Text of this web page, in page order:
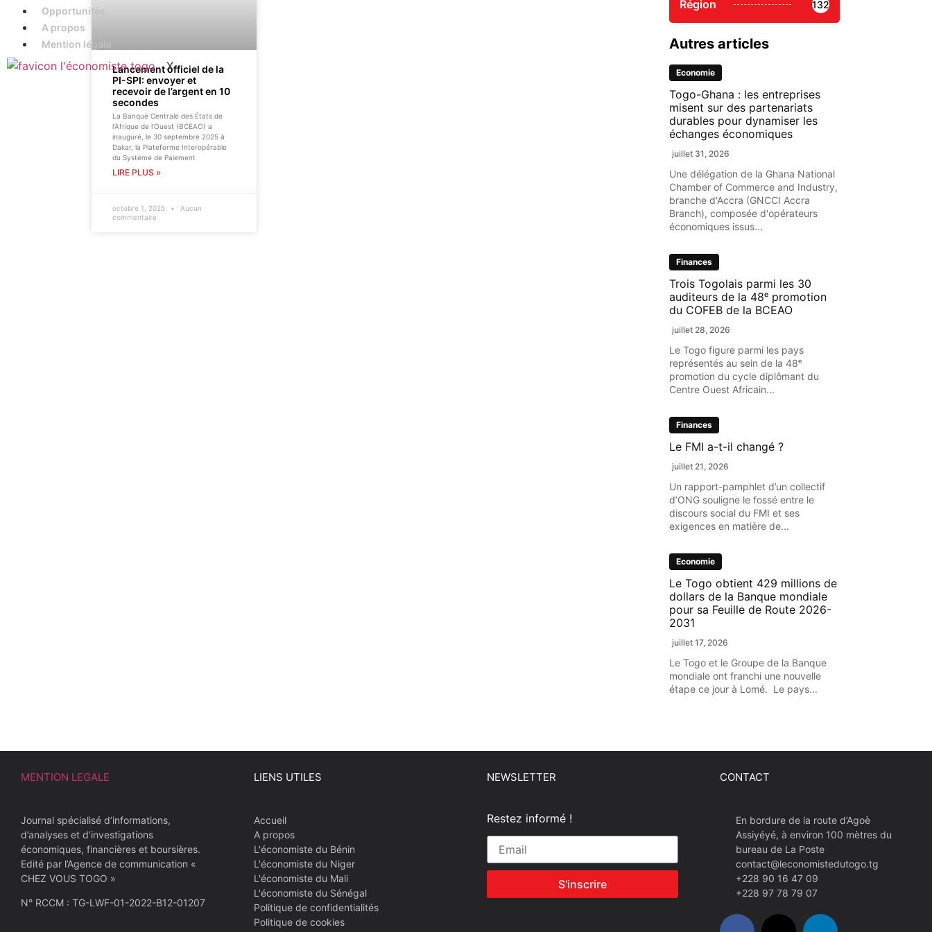
Opportunités
A propos
Mention légale
X
Lancement officiel de la
PI-SPI: envoyer et
recevoir de l’argent en 10
secondes
La Banque Centrale des États de
l’Afrique de l’Ouest (BCEAO) a
inauguré, le 30 septembre 2025 à
Dakar, la Plateforme Interopérable
du Système de Paiement
LIRE PLUS »
octobre 1, 2025
Aucun
commentaire
Région 132
Autres articles
Economie
Togo-Ghana : les entreprises
misent sur des partenariats
durables pour dynamiser les
échanges économiques
juillet 31, 2026
Une délégation de la Ghana National
Chamber of Commerce and Industry,
branche d'Accra (GNCCI Accra
Branch), composée d'opérateurs
économiques issus...
Finances
Trois Togolais parmi les 30
auditeurs de la 48ᵉ promotion
du COFEB de la BCEAO
juillet 28, 2026
Le Togo figure parmi les pays
représentés au sein de la 48ᵉ
promotion du cycle diplômant du
Centre Ouest Africain...
Finances
Le FMI a-t-il changé ?
juillet 21, 2026
Un rapport-pamphlet d’un collectif
d’ONG souligne le fossé entre le
discours social du FMI et ses
exigences en matière de...
Economie
Le Togo obtient 429 millions de
dollars de la Banque mondiale
pour sa Feuille de Route 2026-
2031
juillet 17, 2026
Le Togo et le Groupe de la Banque
mondiale ont franchi une nouvelle
étape ce jour à Lomé. Le pays...
MENTION LEGALE
Journal spécialisé d’informations,
d’analyses et d’investigations
économiques, financières et boursières.
Edité par l’Agence de communication «
CHEZ VOUS TOGO »
N° RCCM : TG-LWF-01-2022-B12-01207
LIENS UTILES
Accueil
A propos
L'économiste du Bénin
L'économiste du Niger
L'économiste du Mali
L'économiste du Sénégal
Politique de confidentialités
Politique de cookies
NEWSLETTER
Restez informé !
S'inscrire
CONTACT
En bordure de la route d’Agoè
Assiyéyé, à environ 100 mètres du
bureau de La Poste
contact@leconomistedutogo.tg
+228 90 16 47 09
+228 97 78 79 07